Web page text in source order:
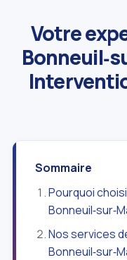
Votre
Sommaire
Pourquoi
Nos services